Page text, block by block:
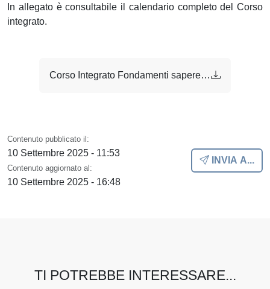
In allegato è consultabile il calendario completo del Corso
integrato.
Corso Integrato Fondamenti sapere giuridico 25-26.pdf
Contenuto pubblicato il:
10 Settembre 2025 - 11:53
Contenuto aggiornato al:
10 Settembre 2025 - 16:48
INVIA A...
TI POTREBBE INTERESSARE...